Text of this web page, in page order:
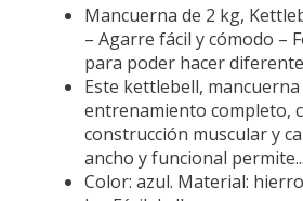
Mancuerna de 2 kg,
– Agarre fácil y cómodo –
para poder hacer
Este kettlebell,
entrenamiento completo,
construcción muscular y
ancho y funcional permite...
Color: azul. Material: